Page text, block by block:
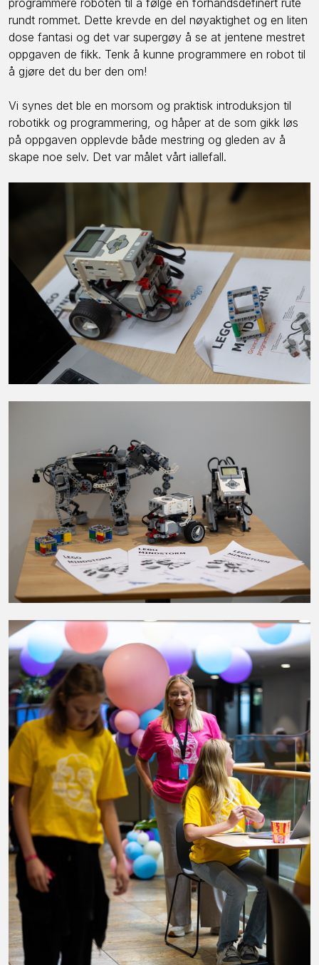
programmere roboten til å følge en forhåndsdefinert rute
rundt rommet. Dette krevde en del nøyaktighet og en liten
dose fantasi og det var supergøy å se at jentene mestret
oppgaven de fikk. Tenk å kunne programmere en robot til
å gjøre det du ber den om!
Vi synes det ble en morsom og praktisk introduksjon til
robotikk og programmering, og håper at de som gikk løs
på oppgaven opplevde både mestring og gleden av å
skape noe selv. Det var målet vårt iallefall.